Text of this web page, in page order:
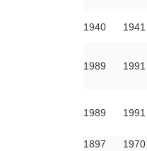
1940 1941
1989 1991
1989 1991
1897
1970